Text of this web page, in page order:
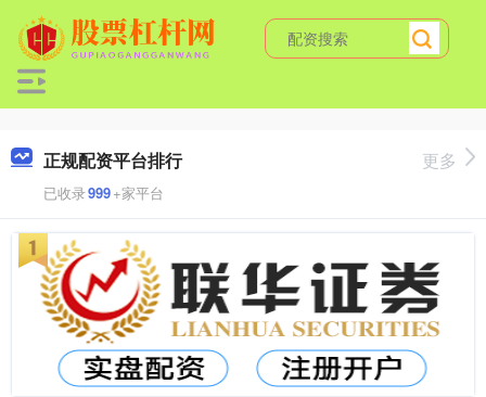
正规配资平台排行
已收录999+家平台
更多